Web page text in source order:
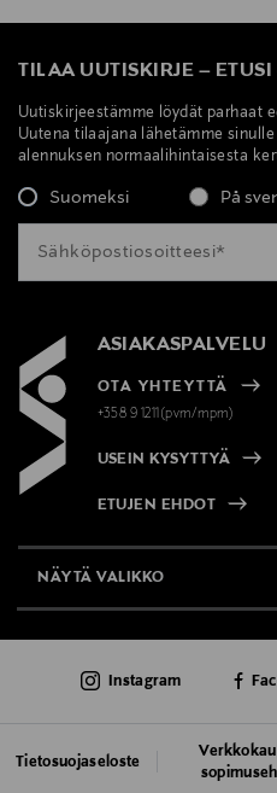
TILAA UUTISKIRJE – ETUSI
Uutiskirjeestämme löydät parhaat
Uutena tilaajana lähetämme
alennuksen normaalihintaisesta
Suomeksi På
ASIAKASPALVELU
OTA YHTEYTTÄ
+358 9 1211(pvm/mpm)
USEIN KYSYTTYÄ
ETUJEN EHDOT
NÄYTÄ VALIKKO
AJANKOHTAISTA
Tietosuojaseloste
Instagram